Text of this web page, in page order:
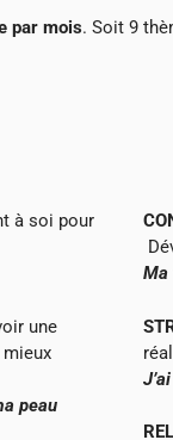
par mois. Soit 9
à soi pour
une
peau
Ma